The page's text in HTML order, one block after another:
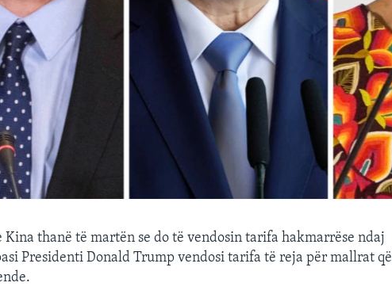
thanë të martën se do të vendosin tarifa hakmarrëse ndaj
Presidenti Donald Trump vendosi tarifa të reja për mallrat që